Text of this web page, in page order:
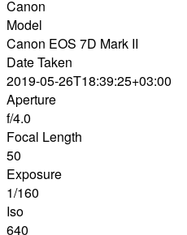
Canon
Model
Canon EOS 7D Mark II
Date Taken
2019-05-26T18:39:25+03:00
Aperture
f/4.0
Focal Length
50
Exposure
1/160
Iso
640